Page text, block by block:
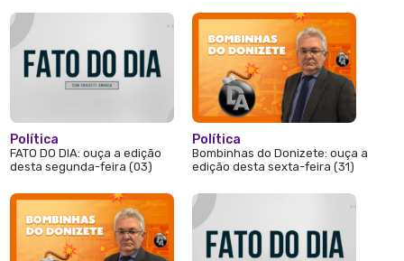
Política
FATO DO DIA: ouça a edição
desta segunda-feira (03)
Política
Bombinhas do Donizete: ouça a
edição desta sexta-feira (31)